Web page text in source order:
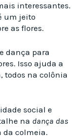
interessantes.
um jeito
as flores.
dança para
Isso ajuda a
todos na colônia
social e
na dança das
da colmeia.